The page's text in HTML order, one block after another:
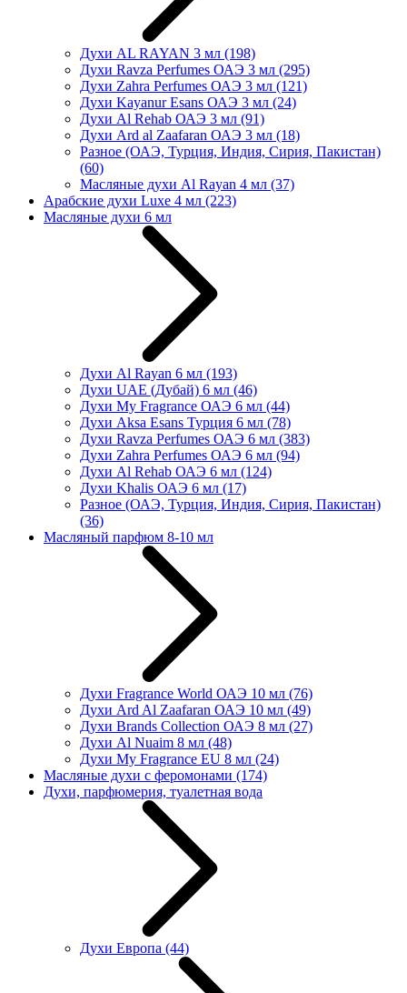
Духи AL RAYAN 3 мл (198)
Духи Ravza Perfumes ОАЭ 3 мл (295)
Духи Zahra Perfumes ОАЭ 3 мл (121)
Духи Kayanur Esans ОАЭ 3 мл (24)
Духи Al Rehab ОАЭ 3 мл (91)
Духи Ard al Zaafaran ОАЭ 3 мл (18)
Разное (ОАЭ, Турция, Индия, Сирия, Пакистан)
(60)
Масляные духи Al Rayan 4 мл (37)
Арабские духи Luxe 4 мл (223)
Масляные духи 6 мл
Духи Al Rayan 6 мл (193)
Духи UAE (Дубай) 6 мл (46)
Духи My Fragrance ОАЭ 6 мл (44)
Духи Aksa Esans Турция 6 мл (78)
Духи Ravza Perfumes ОАЭ 6 мл (383)
Духи Zahra Perfumes ОАЭ 6 мл (94)
Духи Al Rehab ОАЭ 6 мл (124)
Духи Khalis ОАЭ 6 мл (17)
Разное (ОАЭ, Турция, Индия, Сирия, Пакистан)
(36)
Масляный парфюм 8-10 мл
Духи Fragrance World ОАЭ 10 мл (76)
Духи Ard Al Zaafaran ОАЭ 10 мл (49)
Духи Brands Collection ОАЭ 8 мл (27)
Духи Al Nuaim 8 мл (48)
Духи My Fragrance EU 8 мл (24)
Масляные духи с феромонами (174)
Духи, парфюмерия, туалетная вода
Духи Европа (44)